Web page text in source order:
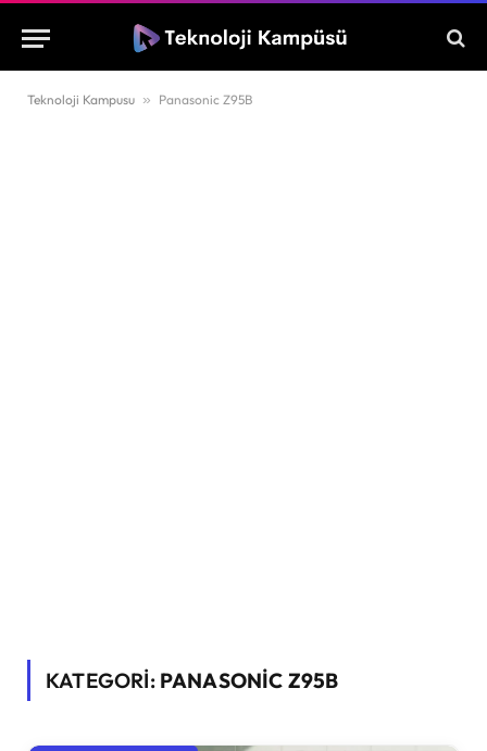
Teknoloji Kampusu » Panasonic Z95B
KATEGORİ: PANASONIC Z95B